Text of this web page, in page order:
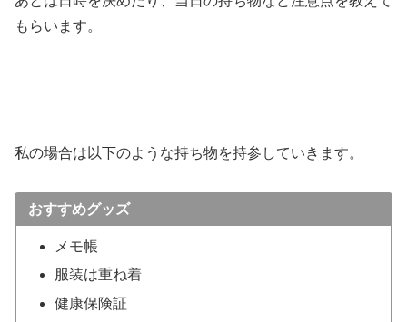
もらいます。
私の場合は以下のような持ち物を持参していきます。
おすすめグッズ
メモ帳
服装は重ね着
健康保険証